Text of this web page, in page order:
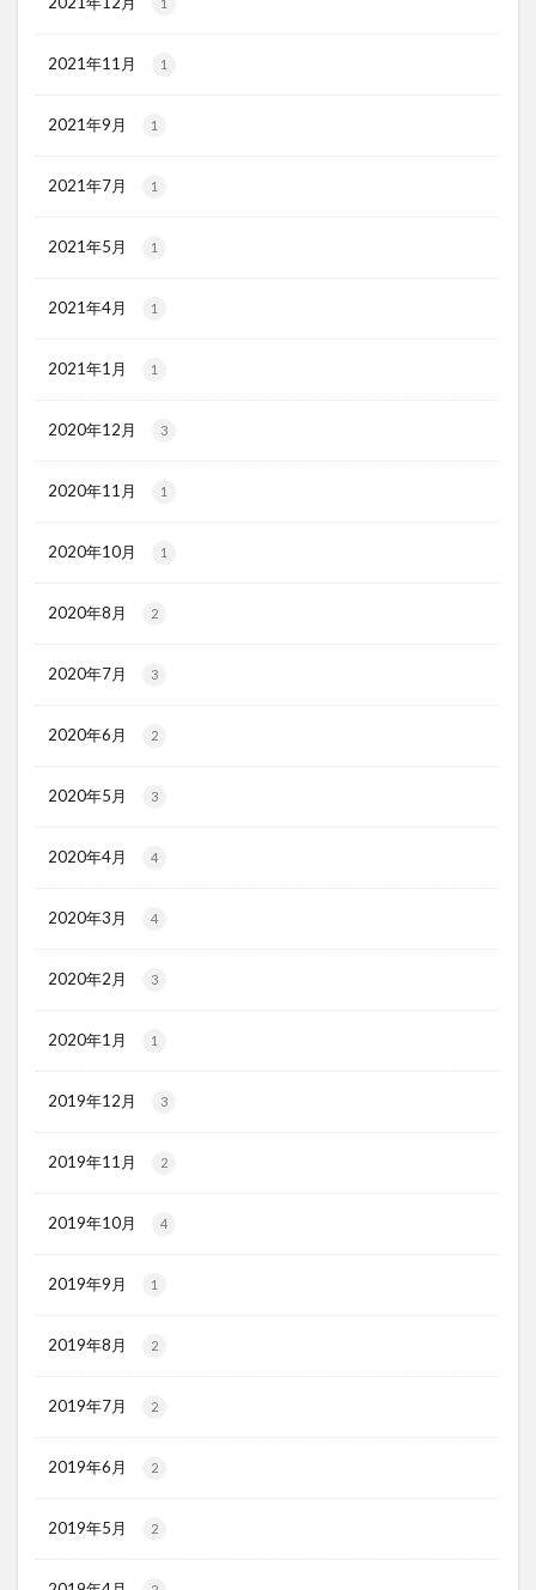
1
2021年11月 1
2021年9月 1
2021年7月 1
2021年5月 1
2021年4月 1
2021年1月 1
2020年12月 3
2020年11月 1
2020年10月 1
2020年8月 2
2020年7月 3
2020年6月 2
2020年5月 3
2020年4月 4
2020年3月 4
2020年2月 3
2020年1月 1
2019年12月 3
2019年11月 2
2019年10月 4
2019年9月 1
2019年8月 2
2019年7月 2
2019年6月 2
2019年5月 2